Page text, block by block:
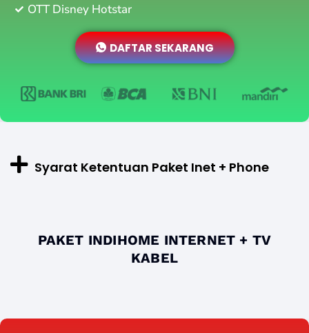
OTT Disney Hotstar
DAFTAR SEKARANG
Syarat Ketentuan Paket Inet + Phone
PAKET INDIHOME INTERNET + TV
KABEL